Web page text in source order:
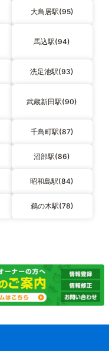
大鳥居駅(95)
馬込駅(94)
洗足池駅(93)
武蔵新田駅(90)
千鳥町駅(87)
沼部駅(86)
昭和島駅(84)
鵜の木駅(78)